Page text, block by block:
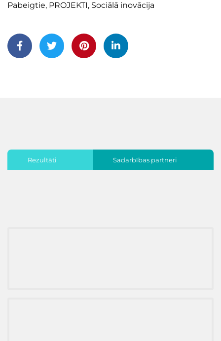
Pabeigtie, PROJEKTI, Sociālā inovācija
Rezultāti Sadarbības partneri